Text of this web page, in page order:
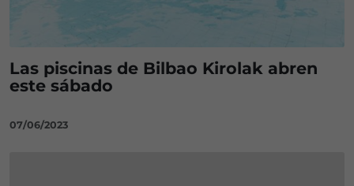
Las piscinas de Bilbao Kirolak abren
este sábado
07/06/2023